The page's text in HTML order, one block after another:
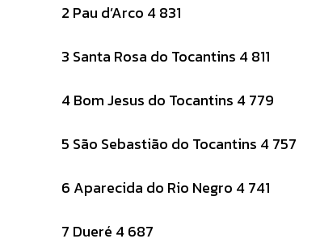
2 Pau d’Arco 4 831
3 Santa Rosa do Tocantins 4 811
4 Bom Jesus do Tocantins 4 779
5 São Sebastião do Tocantins 4 757
6 Aparecida do Rio Negro 4 741
7 Dueré 4 687